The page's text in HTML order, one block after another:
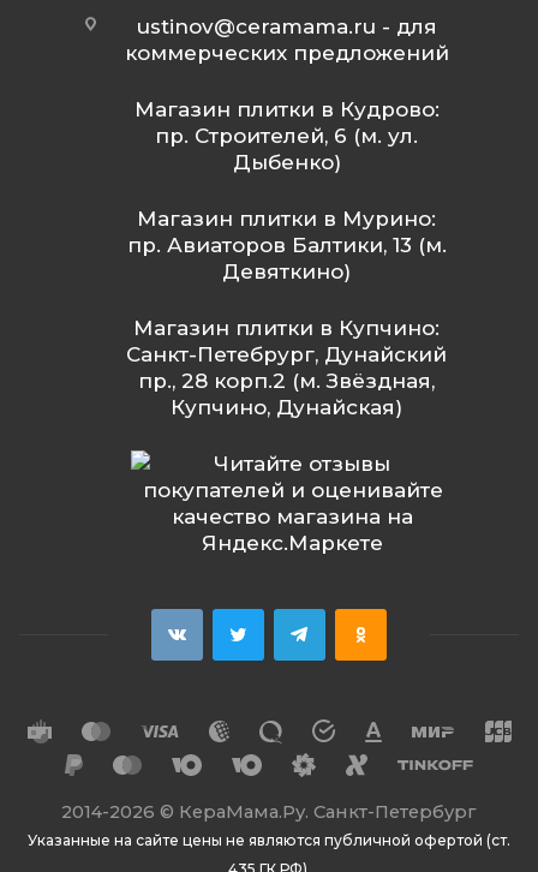
ustinov@ceramama.ru - для
коммерческих предложений
Магазин плитки в Кудрово:
пр. Строителей, 6 (м. ул.
Дыбенко)
Магазин плитки в Мурино:
пр. Авиаторов Балтики, 13 (м.
Девяткино)
Магазин плитки в Купчино:
Санкт-Петебрург, Дунайский
пр., 28 корп.2 (м. Звёздная,
Купчино, Дунайская)
2014-2026 © КераМама.Ру. Санкт-Петербург
Указанные на сайте цены не являются публичной офертой (ст.